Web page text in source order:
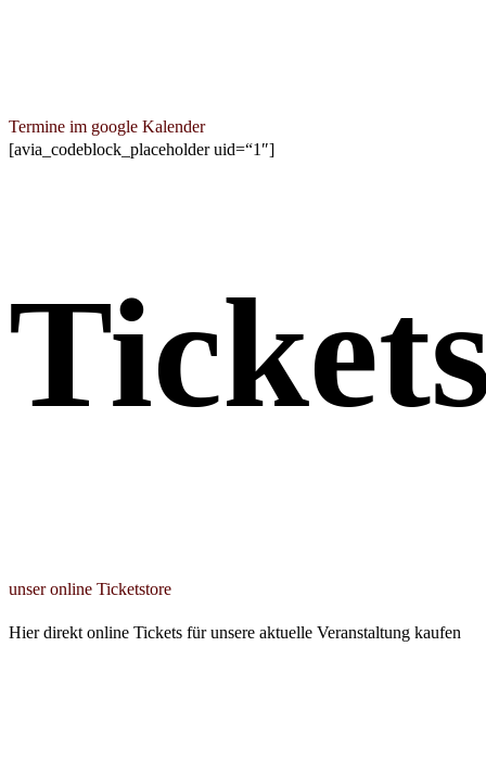
Termine im google Kalender
[avia_codeblock_placeholder uid=“1″]
unser online Ticketstore
Hier direkt online Tickets für unsere aktuelle Veranstaltung kaufen